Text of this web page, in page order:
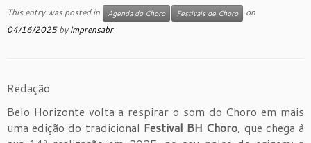
This entry was posted in Agenda do Choro Festivais de Choro
on
04/16/2025 byimprensabr
Redação
Belo Horizonte volta a respirar o som do Choro em mais
uma edição do tradicional Festival BH Choro, que chega à